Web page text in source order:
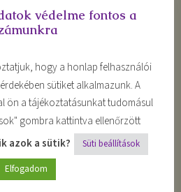
önfejlesztés
önazonossá válni és
védelme fontos a
hogy a honlap felhasználói
sütiket alkalmazunk. A
ön a tájékoztatásunkat tudomásul
gombra kattintva ellenőrzött
azok a sütik?
Süti beállítások
Elfogadom